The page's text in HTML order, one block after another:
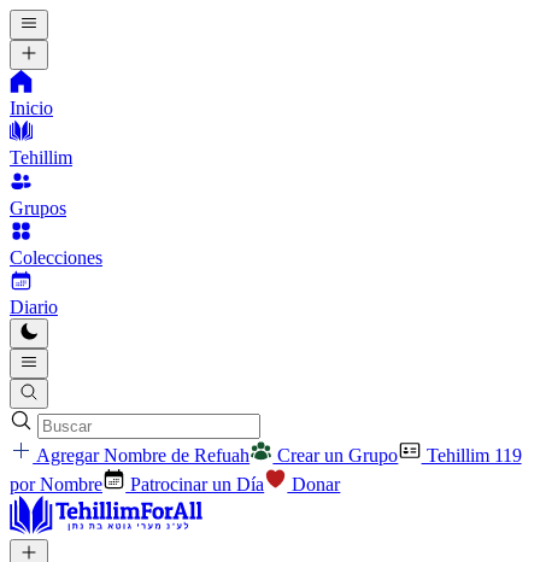
Inicio
Tehillim
Grupos
Colecciones
Diario
Agregar Nombre de Refuah Crear un Grupo
Tehillim 119
por Nombre
Patrocinar un Día Donar